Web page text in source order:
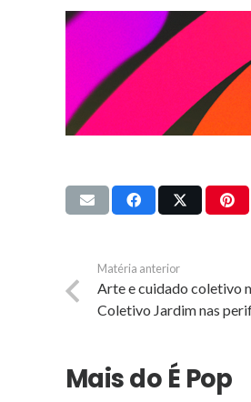
Matéria anterior
Arte e cuidado coletivo
Coletivo Jardim nas
Mais do É Pop